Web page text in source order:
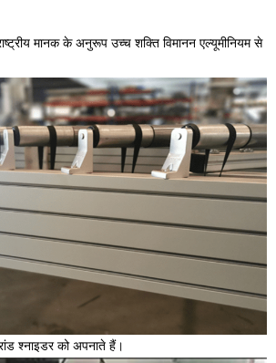
मानक के अनुरूप उच्च शक्ति विमानन एल्यूमीनियम से
श्नाइडर को अपनाते हैं।